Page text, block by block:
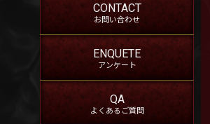
CONTACT
お問い合わせ
ENQUETE
アンケート
QA
よくあるご質問